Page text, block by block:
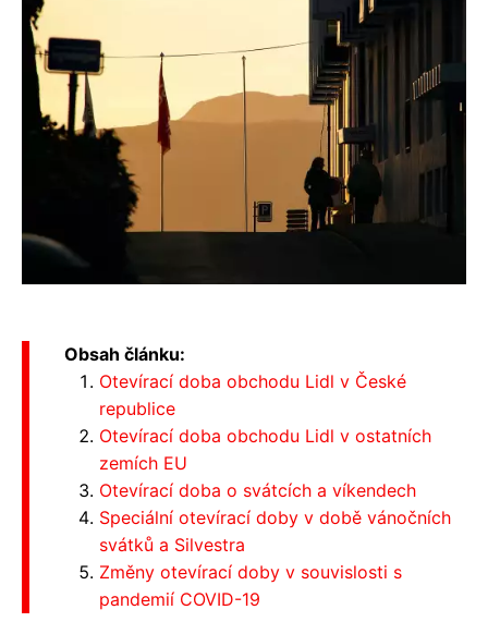
Obsah článku:
Otevírací doba obchodu Lidl v České
republice
Otevírací doba obchodu Lidl v ostatních
zemích EU
Otevírací doba o svátcích a víkendech
Speciální otevírací doby v době vánočních
svátků a Silvestra
Změny otevírací doby v souvislosti s
pandemií COVID-19